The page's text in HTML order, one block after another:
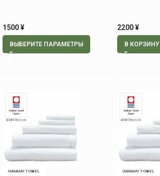
1500¥
ВЫБЕРИТЕ ПАРАМЕТРЫ
2200¥
В КОРЗИНУ
IMABARI TOWEL IMABARI TOWEL